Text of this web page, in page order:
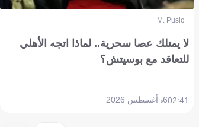
M. Pusic
لا يمتلك عصا سحرية.. لماذا اتجه الأهلي
للتعاقد مع بوسيتش؟
02:416 أغسطس 2026